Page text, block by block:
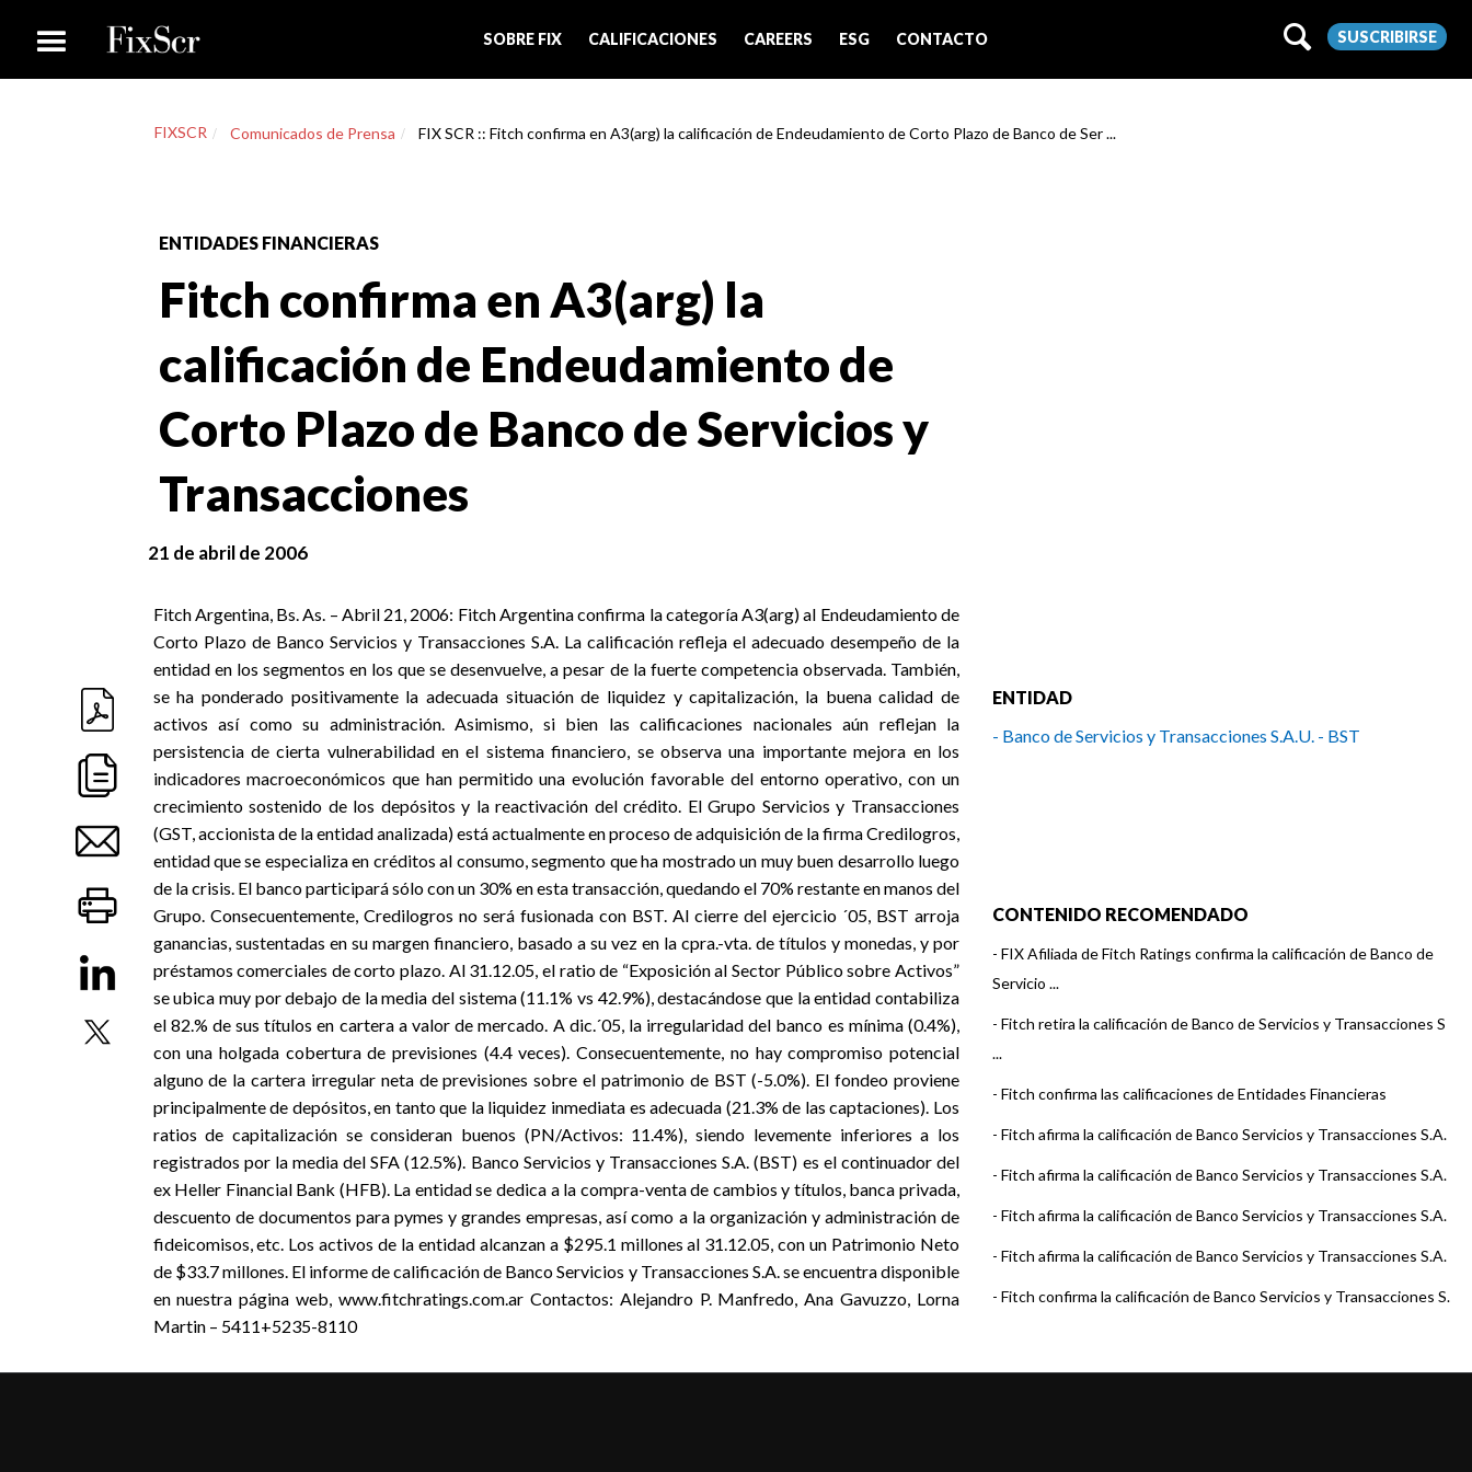
SOBRE FIX CALIFICACIONES CAREERS ESG CONTACTO SUSCRIBIRSE
FIXSCR Comunicados de Prensa FIX SCR :: Fitch confirma en A3(arg) la calificación de Endeudamiento de Corto Plazo de Banco de Ser ...
ENTIDADES FINANCIERAS
Fitch confirma en A3(arg) la
calificación de Endeudamiento de
Corto Plazo de Banco de Servicios y
Transacciones
21 de abril de 2006
Fitch Argentina, Bs. As. – Abril 21, 2006: Fitch Argentina confirma la categoría A3(arg) al Endeudamiento de
Corto Plazo de Banco Servicios y Transacciones S.A. La calificación refleja el adecuado desempeño de la
entidad en los segmentos en los que se desenvuelve, a pesar de la fuerte competencia observada. También,
se ha ponderado positivamente la adecuada situación de liquidez y capitalización, la buena calidad de
activos así como su administración. Asimismo, si bien las calificaciones nacionales aún reflejan la
persistencia de cierta vulnerabilidad en el sistema financiero, se observa una importante mejora en los
indicadores macroeconómicos que han permitido una evolución favorable del entorno operativo, con un
crecimiento sostenido de los depósitos y la reactivación del crédito. El Grupo Servicios y Transacciones
(GST, accionista de la entidad analizada) está actualmente en proceso de adquisición de la firma Credilogros,
entidad que se especializa en créditos al consumo, segmento que ha mostrado un muy buen desarrollo luego
de la crisis. El banco participará sólo con un 30% en esta transacción, quedando el 70% restante en manos del
Grupo. Consecuentemente, Credilogros no será fusionada con BST. Al cierre del ejercicio ´05, BST arroja
ganancias, sustentadas en su margen financiero, basado a su vez en la cpra.-vta. de títulos y monedas, y por
préstamos comerciales de corto plazo. Al 31.12.05, el ratio de “Exposición al Sector Público sobre Activos”
se ubica muy por debajo de la media del sistema (11.1% vs 42.9%), destacándose que la entidad contabiliza
el 82.% de sus títulos en cartera a valor de mercado. A dic.´05, la irregularidad del banco es mínima (0.4%),
con una holgada cobertura de previsiones (4.4 veces). Consecuentemente, no hay compromiso potencial
alguno de la cartera irregular neta de previsiones sobre el patrimonio de BST (-5.0%). El fondeo proviene
principalmente de depósitos, en tanto que la liquidez inmediata es adecuada (21.3% de las captaciones). Los
ratios de capitalización se consideran buenos (PN/Activos: 11.4%), siendo levemente inferiores a los
registrados por la media del SFA (12.5%). Banco Servicios y Transacciones S.A. (BST) es el continuador del
ex Heller Financial Bank (HFB). La entidad se dedica a la compra-venta de cambios y títulos, banca privada,
descuento de documentos para pymes y grandes empresas, así como a la organización y administración de
fideicomisos, etc. Los activos de la entidad alcanzan a $295.1 millones al 31.12.05, con un Patrimonio Neto
de $33.7 millones. El informe de calificación de Banco Servicios y Transacciones S.A. se encuentra disponible
en nuestra página web, www.fitchratings.com.ar Contactos: Alejandro P. Manfredo, Ana Gavuzzo, Lorna
Martin – 5411+5235-8110
ENTIDAD
- Banco de Servicios y Transacciones S.A.U. - BST
CONTENIDO RECOMENDADO
- FIX Afiliada de Fitch Ratings confirma la calificación de Banco de
Servicio ...
- Fitch retira la calificación de Banco de Servicios y Transacciones S
...
- Fitch confirma las calificaciones de Entidades Financieras
- Fitch afirma la calificación de Banco Servicios y Transacciones S.A.
- Fitch afirma la calificación de Banco Servicios y Transacciones S.A.
- Fitch afirma la calificación de Banco Servicios y Transacciones S.A.
- Fitch afirma la calificación de Banco Servicios y Transacciones S.A.
- Fitch confirma la calificación de Banco Servicios y Transacciones S.